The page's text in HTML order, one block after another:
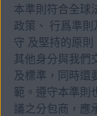
本準則符合全球
政策、 行爲準
守 及堅持的原
其他身分與我們
及標準，同時還
範。遵守本準則
議之分包商，應